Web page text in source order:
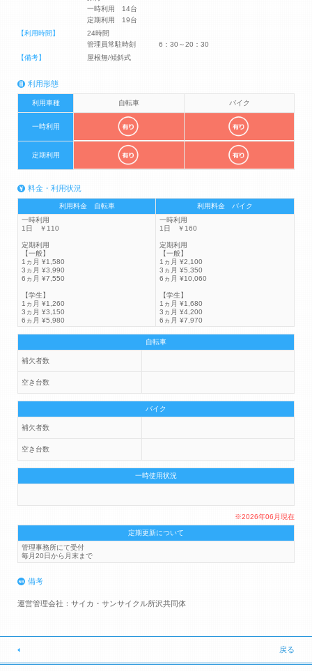
一時利用 14台
定期利用 19台
【利用時間】
24時間
管理員常駐時刻 6：30～20：30
【備考】
屋根無/傾斜式
利用形態
利用車種 自転車 バイク
一時利用
定期利用
料金・利用状況
利用料金 自転車
利用料金 バイク
一時利用
1日 ￥110
定期利用
【一般】
1ヵ月 ¥1,580
3ヵ月 ¥3,990
6ヵ月 ¥7,550
【学生】
1ヵ月 ¥1,260
3ヵ月 ¥3,150
6ヵ月 ¥5,980
一時利用
1日 ￥160
定期利用
【一般】
1ヵ月 ¥2,100
3ヵ月 ¥5,350
6ヵ月 ¥10,060
【学生】
1ヵ月 ¥1,680
3ヵ月 ¥4,200
6ヵ月 ¥7,970
自転車
補欠者数
空き台数
バイク
補欠者数
空き台数
一時使用状況
※2026年06月現在
定期更新について
管理事務所にて受付
毎月20日から月末まで
備考
運営管理会社：サイカ・サンサイクル所沢共同体
戻る